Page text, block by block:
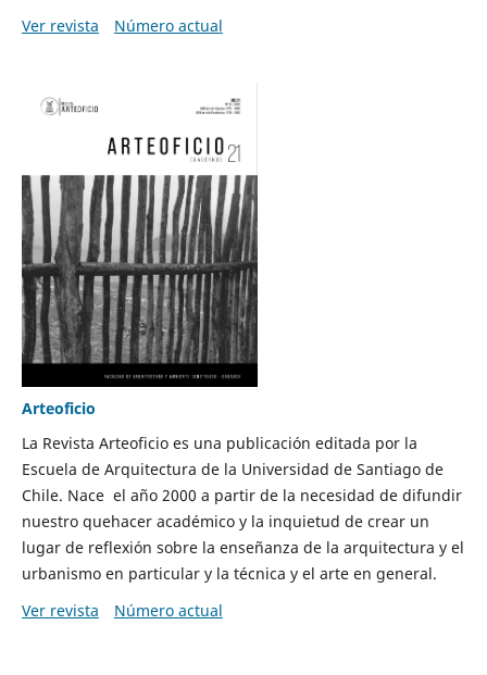
Ver revista
Número actual
Arteoficio
La Revista Arteoficio es una publicación editada por la
Escuela de Arquitectura de la Universidad de Santiago de
Chile. Nace el año 2000 a partir de la necesidad de difundir
nuestro quehacer académico y la inquietud de crear un
lugar de reflexión sobre la enseñanza de la arquitectura y el
urbanismo en particular y la técnica y el arte en general.
Ver revista
Número actual